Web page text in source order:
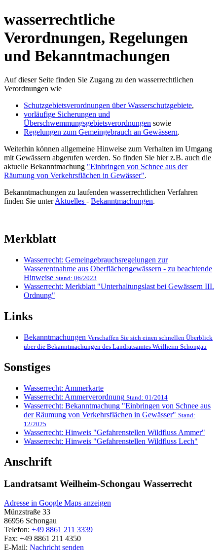
wasserrechtliche
Verordnungen, Regelungen
und Bekanntmachungen
Auf dieser Seite finden Sie Zugang zu den wasserrechtlichen
Verordnungen wie
Schutzgebietsverordnungen über Wasserschutzgebiete,
vorläufige Sicherungen und
Überschwemmungsgebietsverordnungen sowie
Regelungen zum Gemeingebrauch an Gewässern.
Weiterhin können allgemeine Hinweise zum Verhalten im Umgang
mit Gewässern abgerufen werden. So finden Sie hier z.B. auch die
aktuelle Bekanntmachung "Einbringen von Schnee aus der
Räumung von Verkehrsflächen in Gewässer".
Bekanntmachungen zu laufenden wasserrechtlichen Verfahren
finden Sie unterAktuelles - Bekanntmachungen.
Merkblatt
Wasserrecht: Gemeingebrauchsregelungen zur
Wasserentnahme aus Oberflächengewässern - zu beachtende
Hinweise Stand: 06/2023
Wasserrecht: Merkblatt "Unterhaltungslast bei Gewässern III.
Ordnung"
Links
Bekanntmachungen Verschaffen Sie sich einen schnellen Überblick
über die Bekanntmachungen des Landratsamtes Weilheim-Schongau
Sonstiges
Wasserrecht: Ammerkarte
Wasserrecht: Ammerverordnung Stand: 01/2014
Wasserrecht: Bekanntmachung "Einbringen von Schnee aus
der Räumung von Verkehrsflächen in Gewässer" Stand:
12/2025
Wasserrecht: Hinweis "Gefahrenstellen Wildfluss Ammer"
Wasserrecht: Hinweis "Gefahrenstellen Wildfluss Lech"
Anschrift
Landratsamt Weilheim-Schongau Wasserrecht
Adresse in Google Maps anzeigen
Münzstraße 33
86956 Schongau
Telefon: +49 8861 211 3339
Fax: +49 8861 211 4350
E-Mail: Nachricht senden